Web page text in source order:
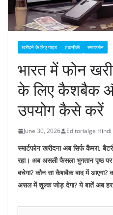
खरीदने के लिए गाइड तकनीकी स्मार्टफोन
भारत में फोन
के लिए कैशबैक
उपयोग कैसे करें
June 30, 2026 Editorialge Hindi
स्मार्टफोन खरीदना अब सिर्फ कैमरा,
रहा। अब असली फैसला भुगतान पृष्ठ
बचेगा? कौन सा कैशबैक बाद में आएगा?
असल में शुल्क जोड़ देगा? ये बातें अब हर